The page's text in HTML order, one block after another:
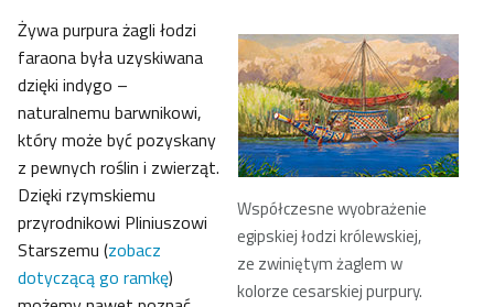
Współczesne wyobrażenie
egipskiej łodzi królewskiej,
ze zwiniętym żaglem w
kolorze cesarskiej purpury.
Żywa purpura żagli łodzi
faraona była uzyskiwana
dzięki indygo –
naturalnemu barwnikowi,
który może być pozyskany
z pewnych roślin i zwierząt.
Dzięki rzymskiemu
przyrodnikowi Pliniuszowi
Starszemu (zobacz
dotyczącą go ramkę)